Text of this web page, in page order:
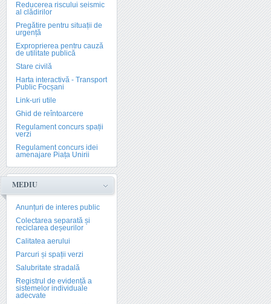
Reducerea riscului seismic
al clădirilor
Pregătire pentru situații de
urgență
Exproprierea pentru cauză
de utilitate publică
Stare civilă
Harta interactivă - Transport
Public Focșani
Link-uri utile
Ghid de reîntoarcere
Regulament concurs spații
verzi
Regulament concurs idei
amenajare Piața Unirii
MEDIU
Anunțuri de interes public
Colectarea separată și
reciclarea deșeurilor
Calitatea aerului
Parcuri și spații verzi
Salubritate stradală
Registrul de evidență a
sistemelor individuale
adecvate